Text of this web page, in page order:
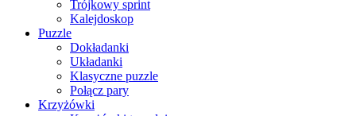
Trójkowy sprint
Kalejdoskop
Puzzle
Dokładanki
Układanki
Klasyczne puzzle
Połącz pary
Krzyżówki